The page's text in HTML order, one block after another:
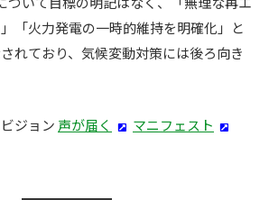
「火力発電の一時的維持を明確化」と
れており、気候変動対策には後ろ向き
ジョン 声が届く マニフェスト